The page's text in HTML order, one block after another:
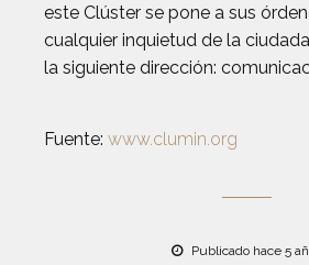
este Clúster se pone a sus
cualquier inquietud de la
la siguiente dirección:
Fuente: www.clumin.org
Publicado hace 5